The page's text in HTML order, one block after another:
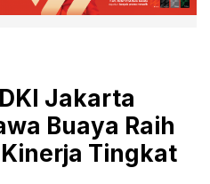
Jakarta
Buaya Raih
Tingkat